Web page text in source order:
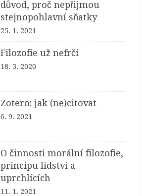
důvod, proč nepřijmou
stejnopohlavní sňatky
25. 1. 2021
Filozofie už nefrčí
18. 3. 2020
Zotero: jak (ne)citovat
6. 9. 2021
O činnosti morální filozofie,
principu lidství a
uprchlících
11. 1. 2021